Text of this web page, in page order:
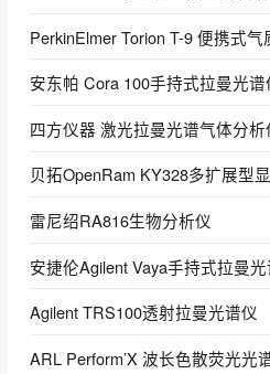
PerkinElmer Torion T-9 便携式
安东帕 Cora 100手持式拉曼光
四方仪器 激光拉曼光谱气体分
贝拓OpenRam KY328多扩展型
雷尼绍RA816生物分析仪
安捷伦Agilent Vaya手持式拉曼
Agilent TRS100透射拉曼光谱仪
ARL Perform’X 波长色散荧光光